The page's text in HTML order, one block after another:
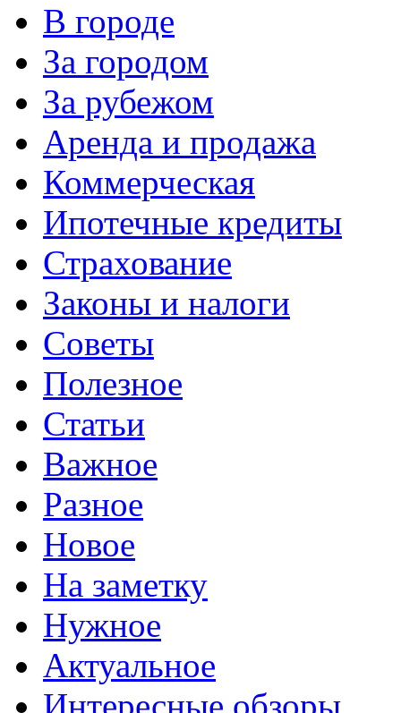
В городе
За городом
За рубежом
Аренда и продажа
Коммерческая
Ипотечные кредиты
Страхование
Законы и налоги
Советы
Полезное
Статьи
Важное
Разное
Новое
На заметку
Нужное
Актуальное
Интересные обзоры